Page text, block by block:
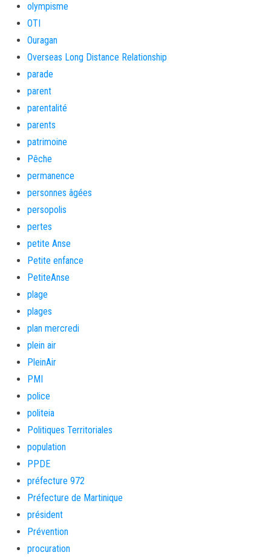
olympisme
OTI
Ouragan
Overseas Long Distance Relationship
parade
parent
parentalité
parents
patrimoine
Pêche
permanence
personnes âgées
persopolis
pertes
petite Anse
Petite enfance
PetiteAnse
plage
plages
plan mercredi
plein air
PleinAir
PMI
police
politeia
Politiques Territoriales
population
PPDE
préfecture 972
Préfecture de Martinique
président
Prévention
procuration